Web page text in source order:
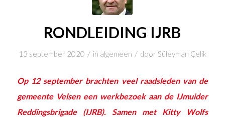
RONDLEIDING IJRB
13 september 2020 / in algemeen / door Süleyman Çelik
Op 12 september brachten veel raadsleden van de
gemeente Velsen een werkbezoek aan de IJmuider
Reddingsbrigade (IJRB). Samen met Kitty Wolfs